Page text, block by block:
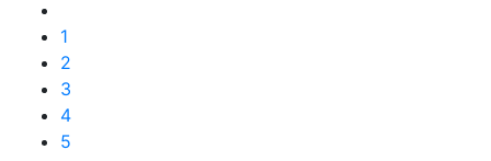
1
2
3
4
5